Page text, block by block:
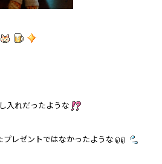
入れだったような
レゼントではなかったような